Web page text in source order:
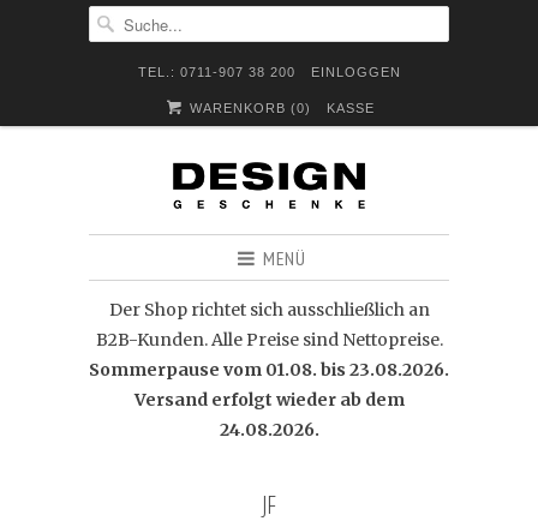
TEL.: 0711-907 38 200 EINLOGGEN
WARENKORB (0) KASSE
MENÜ
Der Shop richtet sich ausschließlich an
B2B-Kunden. Alle Preise sind Nettopreise.
Sommerpause vom 01.08. bis 23.08.2026.
Versand erfolgt wieder ab dem
24.08.2026.
JF